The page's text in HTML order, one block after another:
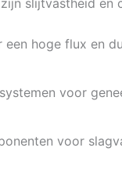
hoge flux en
voor
voor